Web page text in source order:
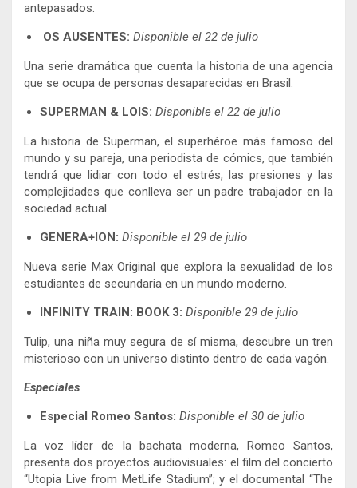
antepasados.
OS AUSENTES: Disponible el 22 de julio
Una serie dramática que cuenta la historia de una agencia
que se ocupa de personas desaparecidas en Brasil.
SUPERMAN & LOIS: Disponible el 22 de julio
La historia de Superman, el superhéroe más famoso del
mundo y su pareja, una periodista de cómics, que también
tendrá que lidiar con todo el estrés, las presiones y las
complejidades que conlleva ser un padre trabajador en la
sociedad actual.
GENERA+ION: Disponible el 29 de julio
Nueva serie Max Original que explora la sexualidad de los
estudiantes de secundaria en un mundo moderno.
INFINITY TRAIN: BOOK 3: Disponible 29 de julio
Tulip, una niña muy segura de sí misma, descubre un tren
misterioso con un universo distinto dentro de cada vagón.
Especiales
Especial Romeo Santos: Disponible el 30 de julio
La voz líder de la bachata moderna, Romeo Santos,
presenta dos proyectos audiovisuales: el film del concierto
“Utopia Live from MetLife Stadium”; y el documental “The